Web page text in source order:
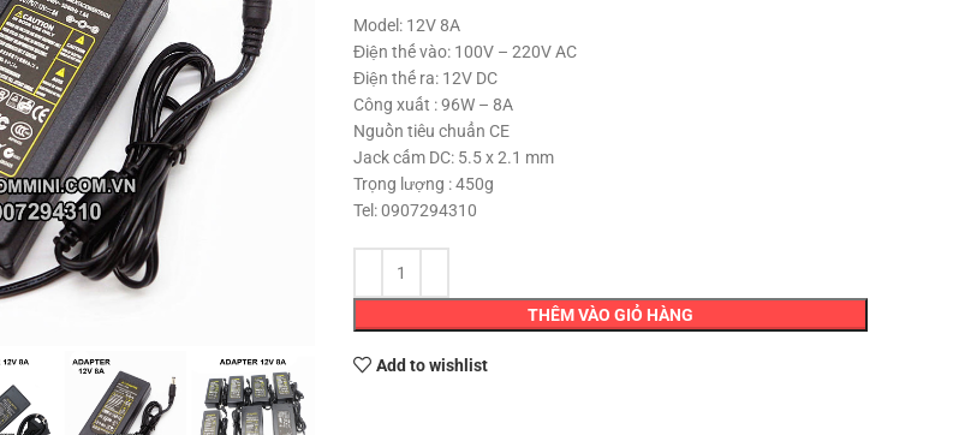
là:
250,000 ₫.
Model: 12V 8A
Điện thế vào: 100V – 220V AC
Điện thế ra: 12V DC
Công xuất : 96W – 8A
Nguồn tiêu chuẩn CE
Jack cấm DC: 5.5 x 2.1 mm
Trọng lượng : 450g
Tel: 0907294310
THÊM VÀO GIỎ HÀNG
Add to wishlist